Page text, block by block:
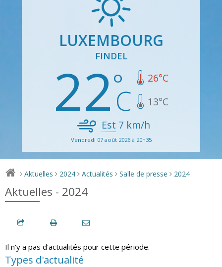
LUXEMBOURG
FINDEL
22 26°C
13°C
Est 7 km/h
Vendredi 07 août 2026 à 20h35
> Aktuelles > 2024 > Actualités > Salle de presse > 2024
Aktuelles - 2024
Il n'y a pas d'actualités pour cette période.
Types d'actualité